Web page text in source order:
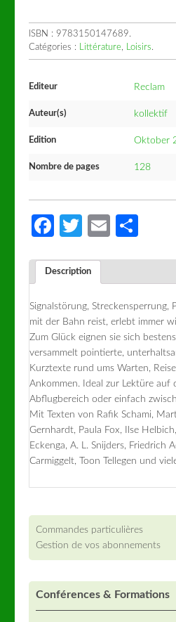
ISBN : 9783150147689.
Catégories : Littérature, Loisirs.
Editeur Reclam
Auteur(s) kollektif
Edition Oktober
Nombre de pages 128
Facebook
Twitter
Email
Description
Signalstörung, Streckensperrung,
mit der Bahn reist, erlebt immer
Zum Glück eignen sie sich
versammelt pointierte,
Kurztexte rund ums Warten,
Ankommen. Ideal zur Lektüre auf
Abflugbereich oder einfach
Mit Texten von Rafik Schami,
Gernhardt, Paula Fox, Ilse
Eckenga, A. L. Snijders, Friedrich
Carmiggelt, Toon Tellegen und
Commandes particulières
Gestion de vos abonnements
Conférences & Formations